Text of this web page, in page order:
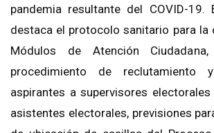
pandemia resultante del COVID-19.
destaca el protocolo sanitario para la
Módulos de Atención
procedimiento de reclutamiento
aspirantes a supervisores
asistentes electorales, previsiones